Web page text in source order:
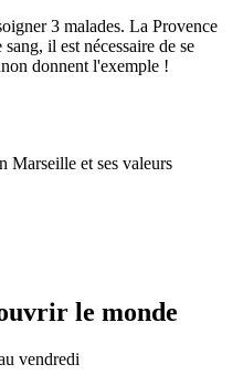
3 malades. La Provence
il est nécessaire de se
donnent l'exemple !
Marseille et ses valeurs
le monde
vendredi